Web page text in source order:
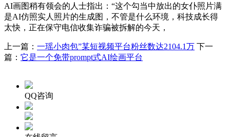
AI画图稍有领会的人士指出：“这个勾当中放出的女仆照片满
是AI仿照实人照片的生成图，不管是什么环境，科技成长得
太快，正在保守电信收集诈骗被拆解的今天，
上一篇： 一瑶小肉包”某短视频平台粉丝数达2104.1万 下一
篇： 它是一个免带prompt式AI绘画平台
QQ咨询